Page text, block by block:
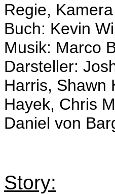
Regie,
Buch: Kevin
Musik: Marco
Darsteller:
Harris, Shawn
Hayek, Chris
Daniel von
Story: